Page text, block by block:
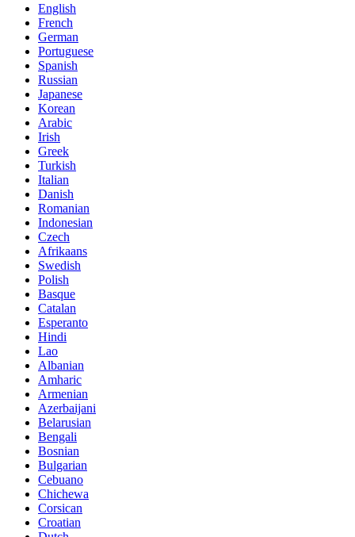
English
French
German
Portuguese
Spanish
Russian
Japanese
Korean
Arabic
Irish
Greek
Turkish
Italian
Danish
Romanian
Indonesian
Czech
Afrikaans
Swedish
Polish
Basque
Catalan
Esperanto
Hindi
Lao
Albanian
Amharic
Armenian
Azerbaijani
Belarusian
Bengali
Bosnian
Bulgarian
Cebuano
Chichewa
Corsican
Croatian